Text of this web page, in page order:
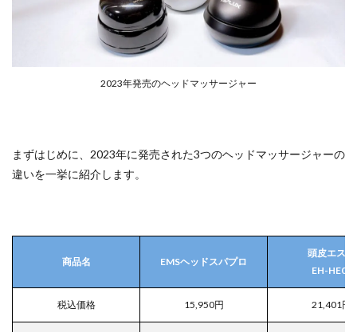
2023年発売のヘッドマッサージャー
まずはじめに、2023年に発売された3つのヘッドマッサージャーの
違いを一挙に紹介します。
商品名 EMSヘッドスパプロ
頭皮エステ
EH-HE0J
税込価格 15,950円 21,401円